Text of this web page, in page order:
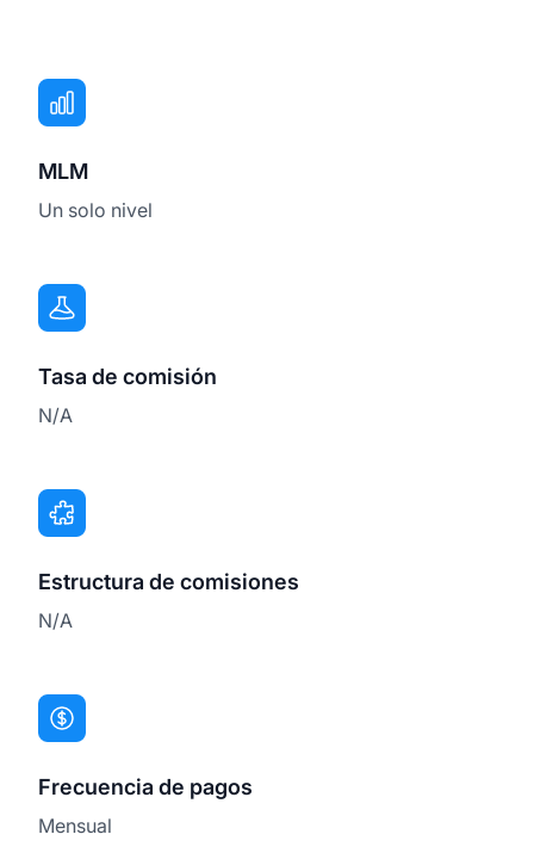
MLM
Un solo nivel
Tasa de comisión
N/A
Estructura de comisiones
N/A
Frecuencia de pagos
Mensual